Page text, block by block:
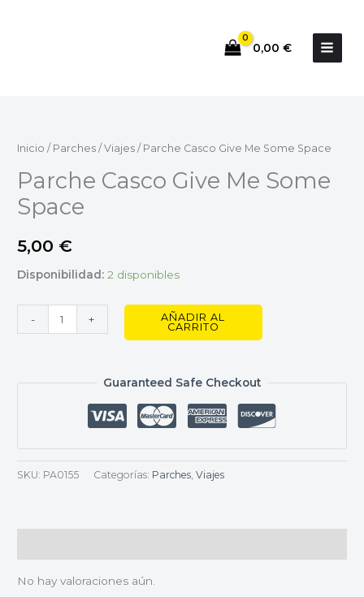
0,00 €
Inicio / Parches / Viajes / Parche Casco Give Me Some Space
Parche Casco Give Me Some
Space
5,00 €
Disponibilidad: 2 disponibles
-
Give
Some
Space
+
AÑADIR AL
CARRITO
Guaranteed Safe Checkout
SKU: PA0155 Categorías: Parches, Viajes
No hay valoraciones aún.